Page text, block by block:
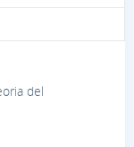
del